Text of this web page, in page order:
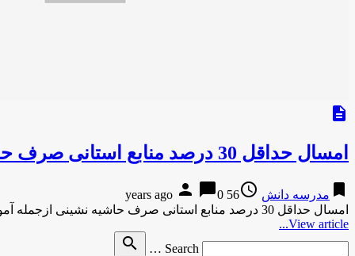
description
امسال حداقل 30 درصد منابع استانی صرف حاشیه نشینی ازجمله آموزش دانش آموزان سیستانی می شود
bookmark مدرسه دانش access_time
56 years ago
person chat_bubble0
امسال حداقل 30 درصد منابع استانی صرف حاشیه نشینی ازجمله آموزش دانش آموزان سیستانی می شودایرنا-12 دقیقه پیش امسال حداقل …
View article...
Search …
search